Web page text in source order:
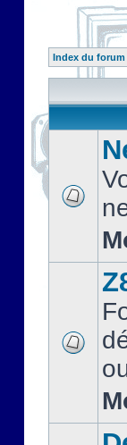
Index du forum